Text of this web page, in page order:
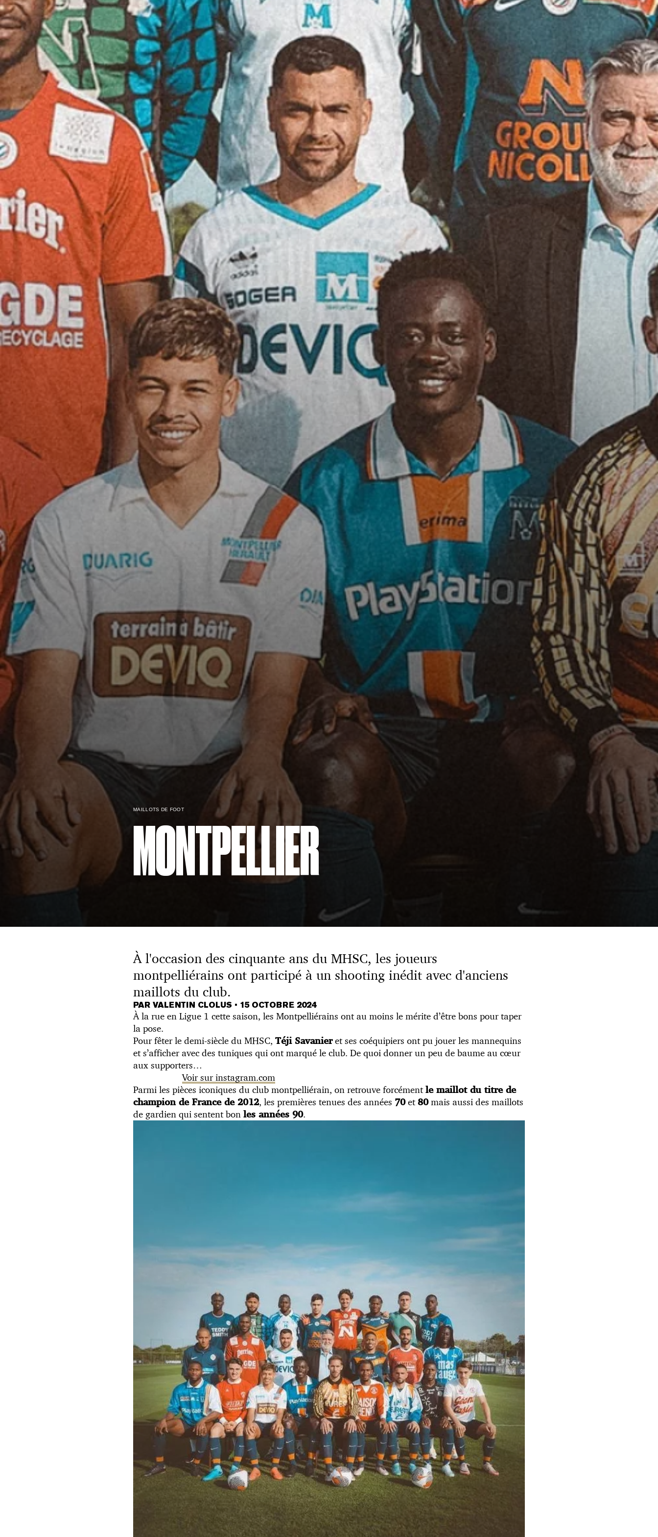
MAILLOTS DE FOOT
MONTPELLIER
À l'occasion des cinquante ans du MHSC, les joueurs
montpelliérains ont participé à un shooting inédit avec d'anciens
maillots du club.
PAR VALENTIN CLOLUS • 15 OCTOBRE 2024
À la rue en Ligue 1 cette saison, les Montpelliérains ont au moins le mérite d’être bons pour taper
la pose.
Pour fêter le demi-siècle du MHSC, Téji Savanieret ses coéquipiers ont pu jouer les mannequins
et s’afficher avec des tuniques qui ont marqué le club. De quoi donner un peu de baume au cœur
aux supporters…
Voir sur instagram.com
Parmi les pièces iconiques du club montpelliérain, on retrouve forcémentle maillot du titre de
champion de France de 2012, les premières tenues des années 70et80mais aussi des maillots
de gardien qui sentent bon les années 90.